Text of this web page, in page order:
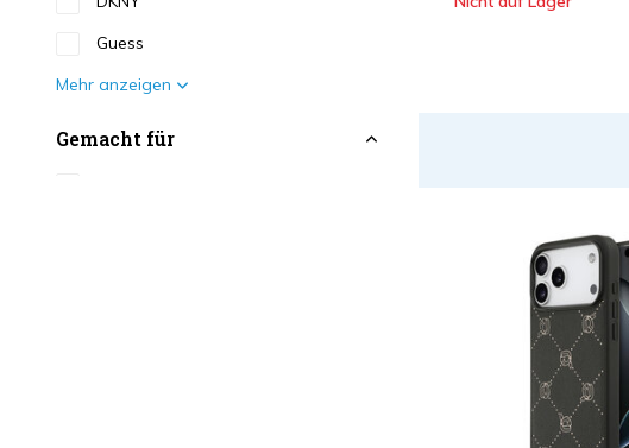
Guess
Mehr anzeigen
Gemacht für